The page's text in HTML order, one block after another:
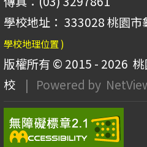
學校地址： 333028 桃園
學校地理位置 )
版權所有 © 2015 - 2026
校
| Powered by